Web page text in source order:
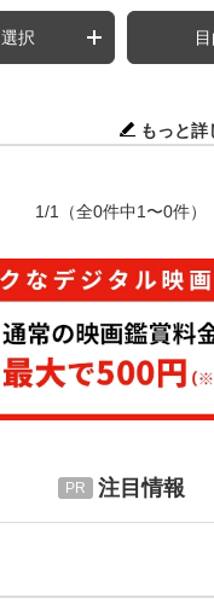
択
もっと詳
1/1 （全0件中1〜0件）
注目情報